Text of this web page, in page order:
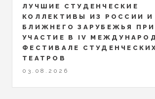
ЛУЧШИЕ СТУДЕНЧЕСКИЕ
КОЛЛЕКТИВЫ ИЗ РОССИИ И
БЛИЖНЕГО ЗАРУБЕЖЬЯ
УЧАСТИЕ В IV
ФЕСТИВАЛЕ
ТЕАТРОВ
03.08.2026